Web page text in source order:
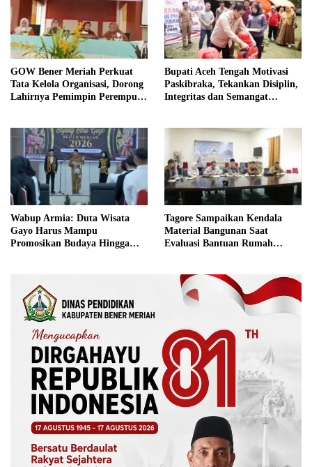
GOW Bener Meriah Perkuat
Tata Kelola Organisasi, Dorong
Lahirnya Pemimpin Perempuan
Bupati Aceh Tengah Motivasi
Paskibraka, Tekankan Disiplin,
Integritas dan Semangat
Wabup Armia: Duta Wisata
Gayo Harus Mampu
Promosikan Budaya Hingga
Tagore Sampaikan Kendala
Material Bangunan Saat
Evaluasi Bantuan Rumah